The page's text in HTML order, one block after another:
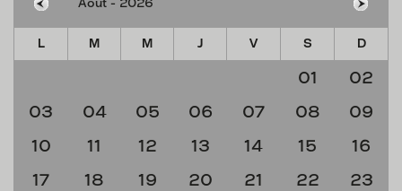
L M M J V S D
01
02
03
04 05 06 07 08
09
10
11 12 13 14 15
16
17
18 19 20 21 22
23